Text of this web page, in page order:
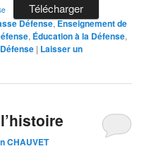
Télécharger
Défense,Enseignement de
, Éducation à la Défense,
| Laisser un
CHAUVET